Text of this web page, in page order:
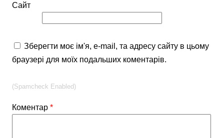
Коментар*
Сайт
Зберегти моє ім'я, e-mail, та адресу сайту в цьому
браузері для моїх подальших коментарів.
(Spamcheck Enabled)